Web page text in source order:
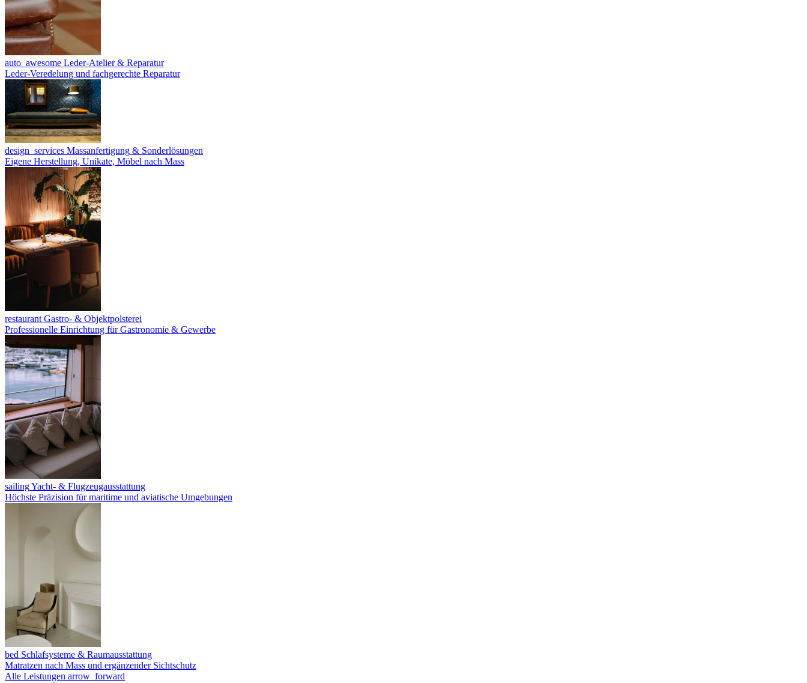
auto_awesome Leder-Atelier & Reparatur
Leder-Veredelung und fachgerechte Reparatur
design_services Massanfertigung & Sonderlösungen
Eigene Herstellung, Unikate, Möbel nach Mass
restaurant Gastro- & Objektpolsterei
Professionelle Einrichtung für Gastronomie & Gewerbe
sailingYacht- & Flugzeugausstattung
Höchste Präzision für maritime und aviatische Umgebungen
bed Schlafsysteme & Raumausstattung
Matratzen nach Mass und ergänzender Sichtschutz
Alle Leistungen arrow_forward